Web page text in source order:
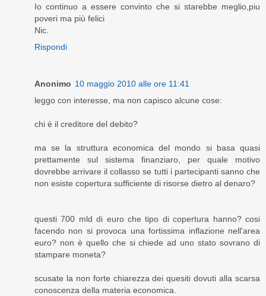
Io continuo a essere convinto che si starebbe meglio,piu
poveri ma più felici
Nic.
Rispondi
Anonimo 10 maggio 2010 alle ore 11:41
leggo con interesse, ma non capisco alcune cose:
chi è il creditore del debito?
ma se la struttura economica del mondo si basa quasi
prettamente sul sistema finanziaro, per quale motivo
dovrebbe arrivare il collasso se tutti i partecipanti sanno che
non esiste copertura sufficiente di risorse dietro al denaro?
questi 700 mld di euro che tipo di copertura hanno? cosi
facendo non si provoca una fortissima inflazione nell'area
euro? non è quello che si chiede ad uno stato sovrano di
stampare moneta?
scusate la non forte chiarezza dei quesiti dovuti alla scarsa
conoscenza della materia economica.